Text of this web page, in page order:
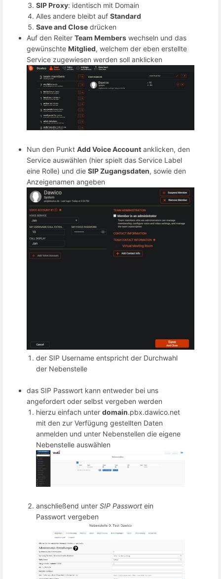
SIP Proxy: identisch mit Domain
Alles andere bleibt aufStandard
Save and Close drücken
Auf den Reiter Team Members wechseln und das
gewünschte Mitglied, welchem der eben erstellte
Service zugewiesen werden soll anklicken
Nun den Punkt Add Voice Account anklicken, den
Service auswählen (hier spielt das Service Label
eine Rolle) und die SIP Zugangsdaten, sowie den
Anzeigenamen angeben
der SIP Username entspricht der Durchwahl
der Nebenstelle
das SIP Passwort kann entweder bei uns
angefordert oder selbst vergeben werden
hierzu einfach unterdomain.pbx.dawico.net
mit den zur Verfügung gestellten Daten
anmelden und unter Nebenstellen die eigene
Nebenstelle auswählen
anschließend unterSIP Passwort ein
Passwort vergeben